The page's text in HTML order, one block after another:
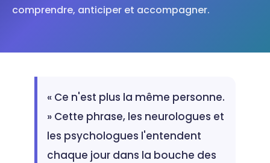
comprendre, anticiper et accompagner.
« Ce n'est plus la même personne.
» Cette phrase, les neurologues et
les psychologues l'entendent
chaque jour dans la bouche des